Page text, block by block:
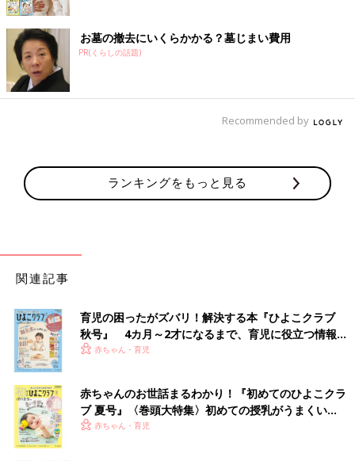
お墓の撤去にいくらかかる？墓じまい費用
PR(くらしの話題)
Recommended by
ランキングをもっと見る
関連記事
育児の困ったがズバリ！解決する本『ひよこクラブ
秋号』 4カ月～2才になるまで、育児に役立つ情報が
いっぱい！
赤ちゃん・育児
赤ちゃんのお世話まるわかり！『初めてのひよこクラ
ブ 夏号』〈巻頭大特集〉初めての授乳がうまくい
く！ おっぱい・ミルクの基本と夏のトラブル 解決テ
赤ちゃん・育児